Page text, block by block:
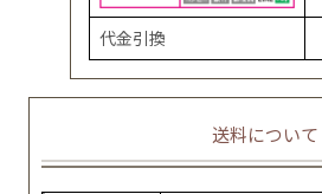
代金引換
送料について